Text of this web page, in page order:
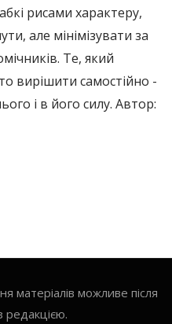
рисами характеру,
але мінімізувати за
Те, який
вирішити самостійно -
і в його силу. Автор:
матеріалів можливе після
редакцією.